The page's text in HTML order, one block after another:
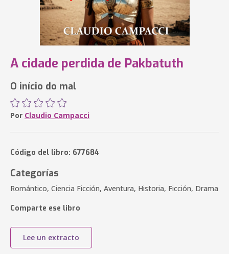
A cidade perdida de Pakbatuth
O início do mal
Por Claudio Campacci
Código del libro: 677684
Categorías
Romántico, Ciencia Ficción, Aventura, Historia, Ficción, Drama
Comparte ese libro
Lee un extracto